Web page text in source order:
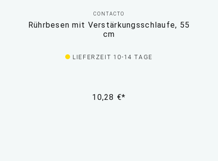
CONTACTO
Rührbesen mit Verstärkungsschlaufe, 55
cm
LIEFERZEIT 10-14 TAGE
10,28 €*